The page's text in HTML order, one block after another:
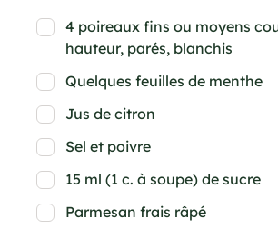
4 poireaux fins ou moyens
hauteur, parés, blanchis
Quelques feuilles de menthe
Jus de citron
Sel et poivre
15 ml (1 c. à soupe) de sucre
Parmesan frais râpé